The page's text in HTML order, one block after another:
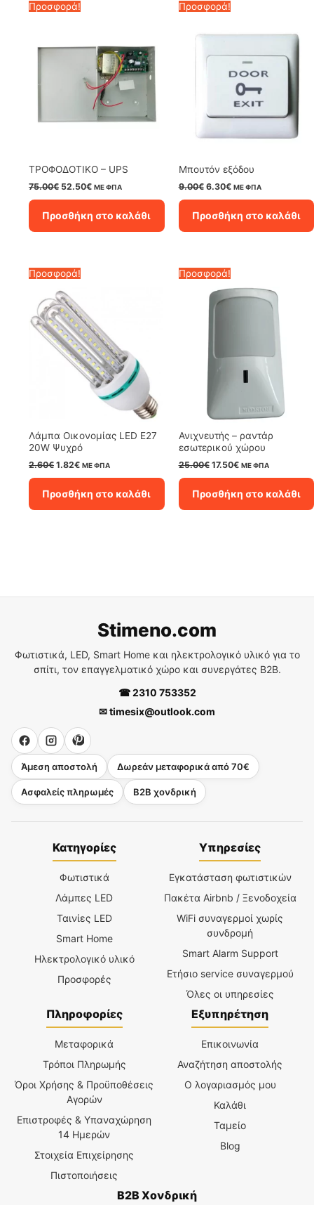
Προσφορά!
ΤΡΟΦΟΔΟΤΙΚΟ – UPS
75.00€ Original
75.00€.
52.50€Η
είναι:
52.50€.
ΜΕ ΦΠΑ
Προσθήκη στο καλάθι
Προσφορά!
Μπουτόν εξόδου
9.00€ Original
9.00€.
6.30€Η
είναι:
6.30€.
ΜΕ ΦΠΑ
Προσθήκη στο καλάθι
Προσφορά!
Λάμπα Οικονομίας LED E27
20W Ψυχρό
2.60€ Original
price
2.60€.
1.82€Η
τρέχουσα
είναι:
1.82€.
ΜΕ ΦΠΑ
Προσθήκη στο καλάθι
Προσφορά!
Ανιχνευτής – ραντάρ
εσωτερικού χώρου
25.00€ Original
price
25.00€.
17.50€Η
τρέχουσα
είναι:
17.50€.
ΜΕ ΦΠΑ
Προσθήκη στο καλάθι
Stimeno.com
Φωτιστικά, LED, Smart Home και ηλεκτρολογικό υλικό για το
σπίτι, τον επαγγελματικό χώρο και συνεργάτες B2B.
☎ 2310 753352
✉ timesix@outlook.com
Άμεση αποστολή Δωρεάν μεταφορικά από 70€
Ασφαλείς πληρωμές B2B χονδρική
Κατηγορίες
Φωτιστικά
Λάμπες LED
Ταινίες LED
Smart Home
Ηλεκτρολογικό υλικό
Προσφορές
Υπηρεσίες
Εγκατάσταση φωτιστικών
Πακέτα Airbnb / Ξενοδοχεία
WiFi συναγερμοί χωρίς
συνδρομή
Smart Alarm Support
Ετήσιο service συναγερμού
Όλες οι υπηρεσίες
Πληροφορίες
Μεταφορικά
Τρόποι Πληρωμής
Όροι Χρήσης & Προϋποθέσεις
Αγορών
Επιστροφές & Υπαναχώρηση
14 Ημερών
Στοιχεία Επιχείρησης
Πιστοποιήσεις
Εξυπηρέτηση
Επικοινωνία
Αναζήτηση αποστολής
Ο λογαριασμός μου
Καλάθι
Ταμείο
Blog
B2B Χονδρική